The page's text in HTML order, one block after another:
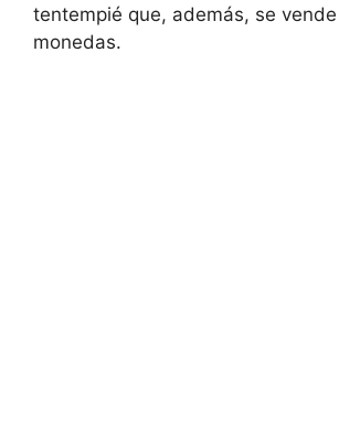
tentempié que, además, se
monedas.